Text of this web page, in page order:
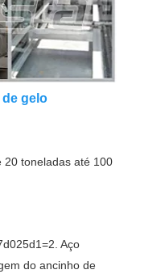
de gelo
20 toneladas até 100
Aço
do ancinho de